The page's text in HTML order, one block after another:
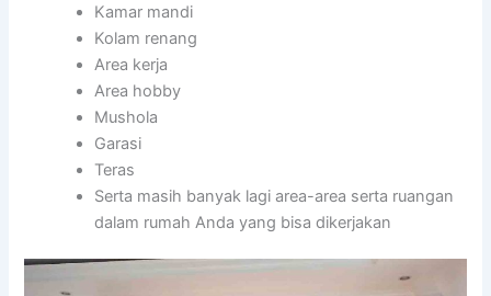
Kamar mandi
Kolam renang
Area kerja
Area hobby
Mushola
Garasi
Teras
Serta masih banyak lagi area-area serta ruangan
dalam rumah Anda yang bisa dikerjakan